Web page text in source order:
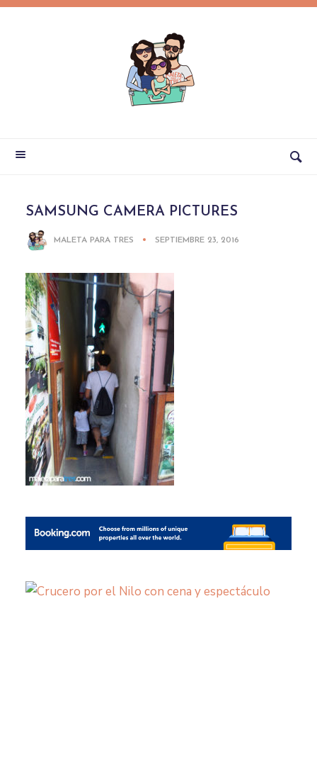
SAMSUNG CAMERA PICTURES
MALETA PARA TRES SEPTIEMBRE 23, 2016